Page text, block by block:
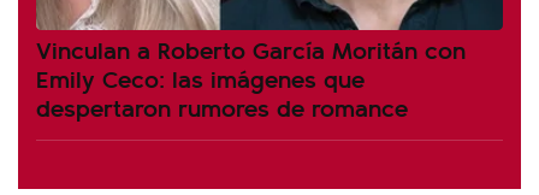
Vinculan a Roberto García Moritán con
Emily Ceco: las imágenes que
despertaron rumores de romance